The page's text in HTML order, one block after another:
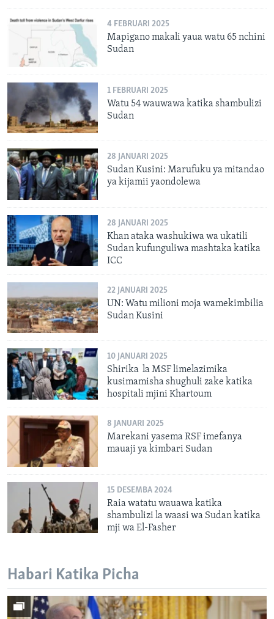
4 FEBRUARI 2025
Mapigano makali yaua watu 65 nchini
Sudan
1 FEBRUARI 2025
Watu 54 wauwawa katika shambulizi
Sudan
28 JANUARI 2025
Sudan Kusini: Marufuku ya mitandao
ya kijamii yaondolewa
28 JANUARI 2025
Khan ataka washukiwa wa ukatili
Sudan kufunguliwa mashtaka katika
ICC
22 JANUARI 2025
UN: Watu milioni moja wamekimbilia
Sudan Kusini
10 JANUARI 2025
Shirika la MSF limelazimika
kusimamisha shughuli zake katika
hospitali mjini Khartoum
8 JANUARI 2025
Marekani yasema RSF imefanya
mauaji ya kimbari Sudan
15 DESEMBA 2024
Raia watatu wauawa katika
shambulizi la waasi wa Sudan katika
mji wa El-Fasher
Habari Katika Picha